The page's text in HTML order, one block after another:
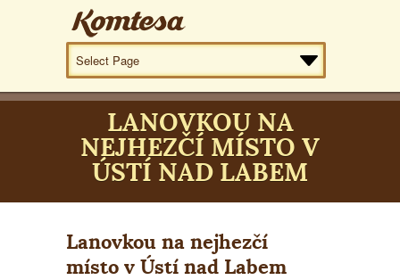
LANOVKOU NA
NEJHEZČÍ MÍSTO V
ÚSTÍ NAD LABEM
Lanovkou na nejhezčí
místo v Ústí nad Labem